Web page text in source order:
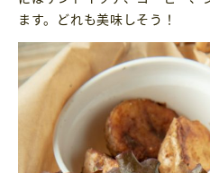
ます。どれも美味しそう！